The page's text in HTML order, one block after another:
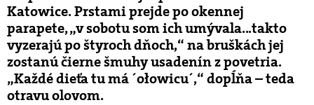
Katowice. Prstami prejde po okennej
parapete, „v sobotu som ich umývala...takto
vyzerajú po štyroch dňoch,“ na bruškách jej
zostanú čierne šmuhy usadenín z povetria.
„Každé dieťa tu má ´ołowicu´,“ dopĺňa – teda
otravu olovom.